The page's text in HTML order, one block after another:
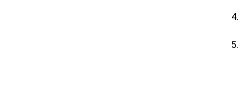
4.
5.